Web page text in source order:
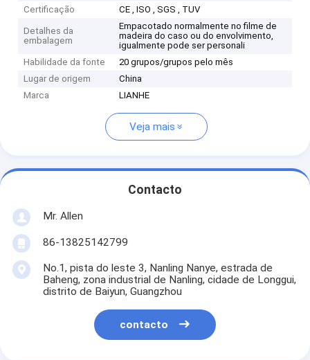
Certificação
CE , ISO , SGS , TUV
Detalhes da
embalagem
Empacotado normalmente no filme de
madeira do caso ou do envolvimento,
igualmente pode ser personali
Habilidade da fonte
20 grupos/grupos pelo mês
Lugar de origem
China
Marca
LIANHE
Veja mais
Contacto
Mr. Allen
86-13825142799
No.1, pista do leste 3, Nanling Nanye, estrada de
Baheng, zona industrial de Nanling, cidade de Longgui,
distrito de Baiyun, Guangzhou
contacto